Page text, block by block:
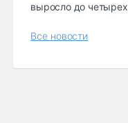
выросло до четырех
Все новости